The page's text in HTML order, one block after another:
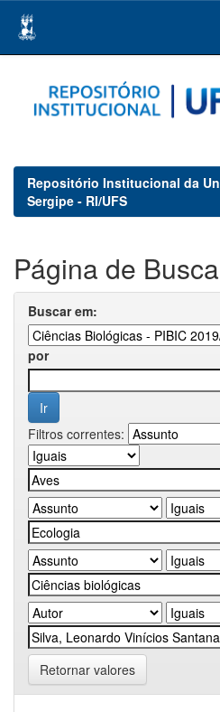
navigation
Repositório Institucional da
Sergipe - RI/UFS
Página de Busca
Buscar em:
por
Filtros correntes:
Retornar valores